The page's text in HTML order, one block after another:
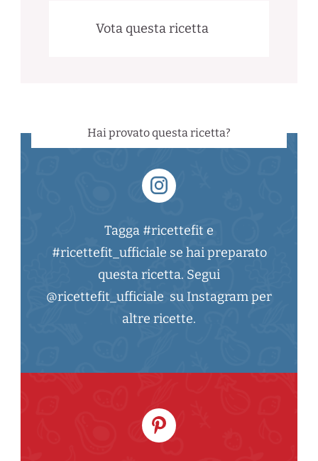
Vota questa ricetta
Hai provato questa ricetta?
Tagga #ricettefit e
#ricettefit_ufficiale se hai preparato
questa ricetta. Segui
@ricettefit_ufficiale su Instagram per
altre ricette.